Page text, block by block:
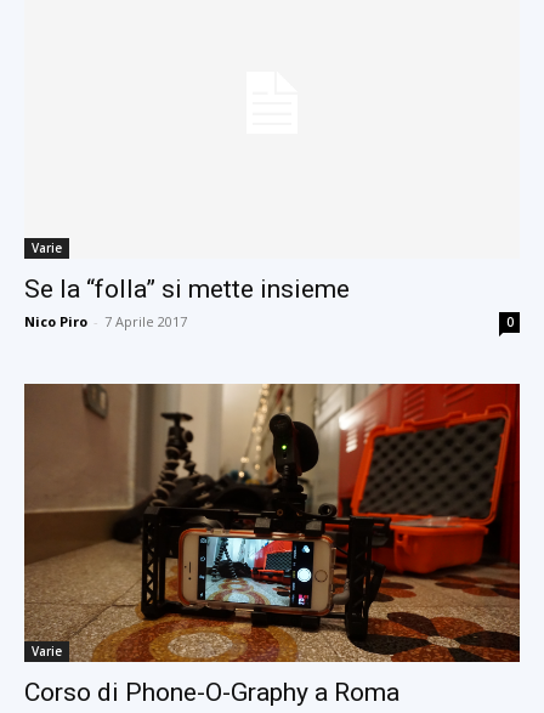
Varie
Se la “folla” si mette insieme
Nico Piro - 7 Aprile 2017 0
Varie
Corso di Phone-O-Graphy a Roma